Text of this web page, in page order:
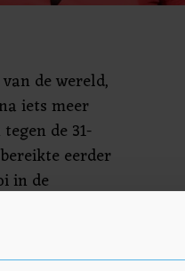
de wereld,
iets meer
de 31-
eerder
in de
week
op het gras